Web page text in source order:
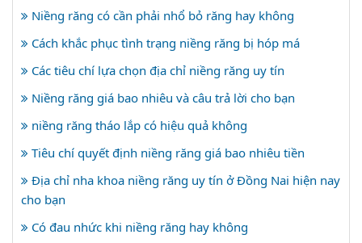
Niềng răng có cần phải nhổ bỏ răng hay không
Cách khắc phục tình trạng niềng răng bị hóp má
Các tiêu chí lựa chọn địa chỉ niềng răng uy tín
Niềng răng giá bao nhiêu và câu trả lời cho bạn
niềng răng tháo lắp có hiệu quả không
Tiêu chí quyết định niềng răng giá bao nhiêu tiền
Địa chỉ nha khoa niềng răng uy tín ở Đồng Nai hiện nay
cho bạn
Có đau nhức khi niềng răng hay không